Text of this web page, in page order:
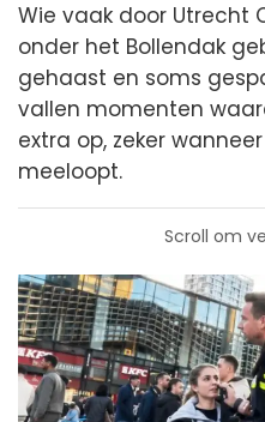
Wie vaak door Utrecht
onder het Bollendak
gehaast en soms
vallen momenten
extra op, zeker
meeloopt.
Scroll om